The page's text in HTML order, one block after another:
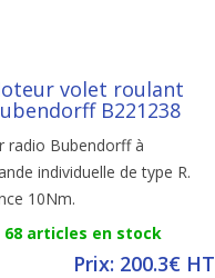
volet roulant
B221238
radio Bubendorff à
individuelle de type R.
10Nm.
68 articles en stock
Prix: 200.3€ HT